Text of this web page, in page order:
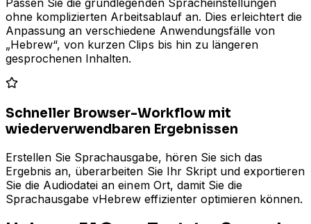
Passen Sie die grundlegenden Spracheinstellungen
ohne komplizierten Arbeitsablauf an. Dies erleichtert die
Anpassung an verschiedene Anwendungsfälle von
„Hebrew“, von kurzen Clips bis hin zu längeren
gesprochenen Inhalten.
Schneller Browser-Workflow mit
wiederverwendbaren Ergebnissen
Erstellen Sie Sprachausgabe, hören Sie sich das
Ergebnis an, überarbeiten Sie Ihr Skript und exportieren
Sie die Audiodatei an einem Ort, damit Sie die
Sprachausgabe vHebrew effizienter optimieren können.